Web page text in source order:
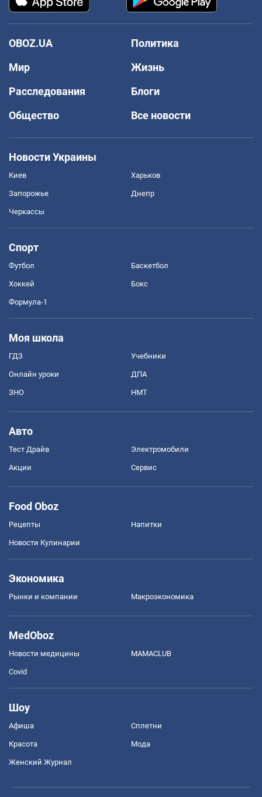
OBOZ.UA
Политика
Мир
Жизнь
Расследования
Блоги
Общество
Все новости
Новости Украины
Киев Харьков
Запорожье Днепр
Черкассы
Спорт
Футбол Баскетбол
Хоккей Бокс
Формула-1
Моя школа
ГДЗ Учебники
Онлайн уроки ДПА
ЗНО НМТ
Авто
Тест Драйв Электромобили
Акции Сервис
Food Oboz
Рецепты Напитки
Новости Кулинарии
Экономика
Рынки и компании Mакроэкономика
MedOboz
Новости медицины MAMACLUB
Covid
Шоу
Афиша Сплетни
Красота Мода
Женский Журнал